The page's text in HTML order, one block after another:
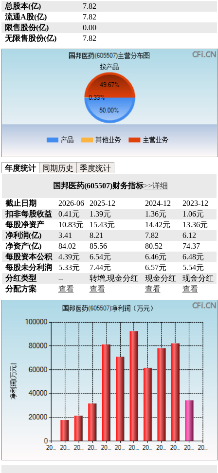
总股本(亿)
7.82
流通A股(亿)
7.82
限售股份(亿)
0.00
无限售股份(亿)
7.82
年度统计 同期历史 季度统计
国邦医药(605507)财务指标>>详细
截止日期 2026-06 2025-12 2024-12
2023-12
扣非每股收益
0.41元 1.39元 1.36元
1.06元
每股净资产
10.83元 15.43元 14.42元
13.36元
净利润(亿)
3.41 8.21 7.82
6.12
净资产(亿)
84.02 85.56 80.52
74.37
每股资本公积
4.39元 6.54元 6.46元
6.48元
每股未分利润
5.33元 7.44元 6.57元
5.54元
分红类型
-- 转增,现金分红 现金分红
现金分红
分配方案
查看 查看 查看 查看